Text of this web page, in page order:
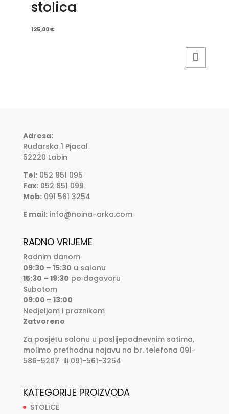
stolica
125,00€
Adresa:
Rudarska 1 Pjacal
52220 Labin
Tel:052 851 095
Fax:052 851 099
Mob:091 561 3254
E mail: info@noina-arka.com
RADNO VRIJEME
Radnim danom
09:30 – 15:30 u salonu
15:30 – 19:30 po dogovoru
Subotom
09:00 – 13:00
Nedjeljom i praznikom
Zatvoreno
Za posjetu salonu u poslijepodnevnim satima,
molimo prethodnu najavu na br. telefona 091-
586-5207 ili 091-561-3254
KATEGORIJE PROIZVODA
STOLICE